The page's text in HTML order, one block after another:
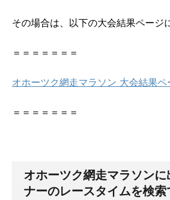
その場合は、以下の大会結果ページ
＝＝＝＝＝＝＝
オホーツク網走マラソン 大会結果ペ
＝＝＝＝＝＝＝
オホーツク網走マラソン
ナーのレースタイムを検索